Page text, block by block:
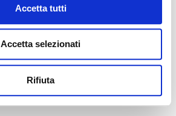
Accetta tutti
Accetta selezionati
Rifiuta